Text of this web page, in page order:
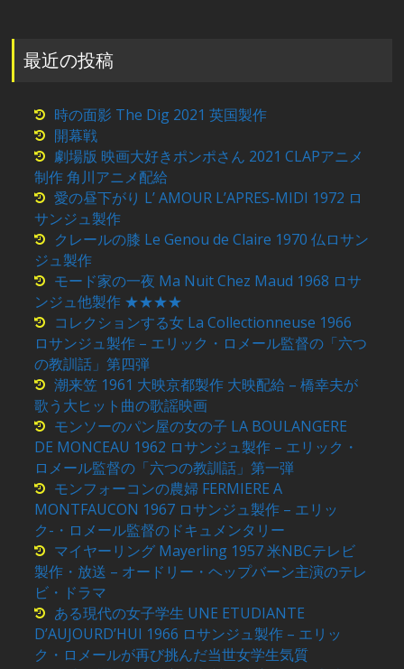
最近の投稿
時の面影 The Dig 2021 英国製作
開幕戦
劇場版 映画大好きポンポさん 2021 CLAPアニメ
制作 角川アニメ配給
愛の昼下がり L’ AMOUR L’APRES-MIDI 1972 ロ
サンジュ製作
クレールの膝 Le Genou de Claire 1970 仏ロサン
ジュ製作
モード家の一夜 Ma Nuit Chez Maud 1968 ロサ
ンジュ他製作 ★★★★
コレクションする女 La Collectionneuse 1966
ロサンジュ製作 – エリック・ロメール監督の「六つ
の教訓話」第四弾
潮来笠 1961 大映京都製作 大映配給 – 橋幸夫が
歌う大ヒット曲の歌謡映画
モンソーのパン屋の女の子 LA BOULANGERE
DE MONCEAU 1962 ロサンジュ製作 – エリック・
ロメール監督の「六つの教訓話」第一弾
モンフォーコンの農婦 FERMIERE A
MONTFAUCON 1967 ロサンジュ製作 – エリッ
ク-・ロメール監督のドキュメンタリー
マイヤーリング Mayerling 1957 米NBCテレビ
製作・放送 – オードリー・ヘップバーン主演のテレ
ビ・ドラマ
ある現代の女子学生 UNE ETUDIANTE
D’AUJOURD’HUI 1966 ロサンジュ製作 – エリッ
ク・ロメールが再び挑んだ当世女学生気質